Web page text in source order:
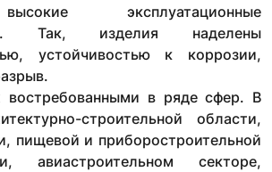
эксплуатационные
Так, изделия наделены
устойчивостью к коррозии,
востребованными в ряде сфер. В
строительной области,
пищевой и приборостроительной
авиастроительном секторе,